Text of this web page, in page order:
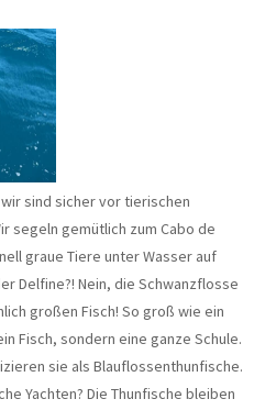
sind sicher vor tierischen
segeln gemütlich zum Cabo de
graue Tiere unter Wasser auf
Delfine?! Nein, die Schwanzflosse
großen Fisch! So groß wie ein
Fisch, sondern eine ganze Schule.
sie als Blauflossenthunfische.
Yachten? Die Thunfische bleiben